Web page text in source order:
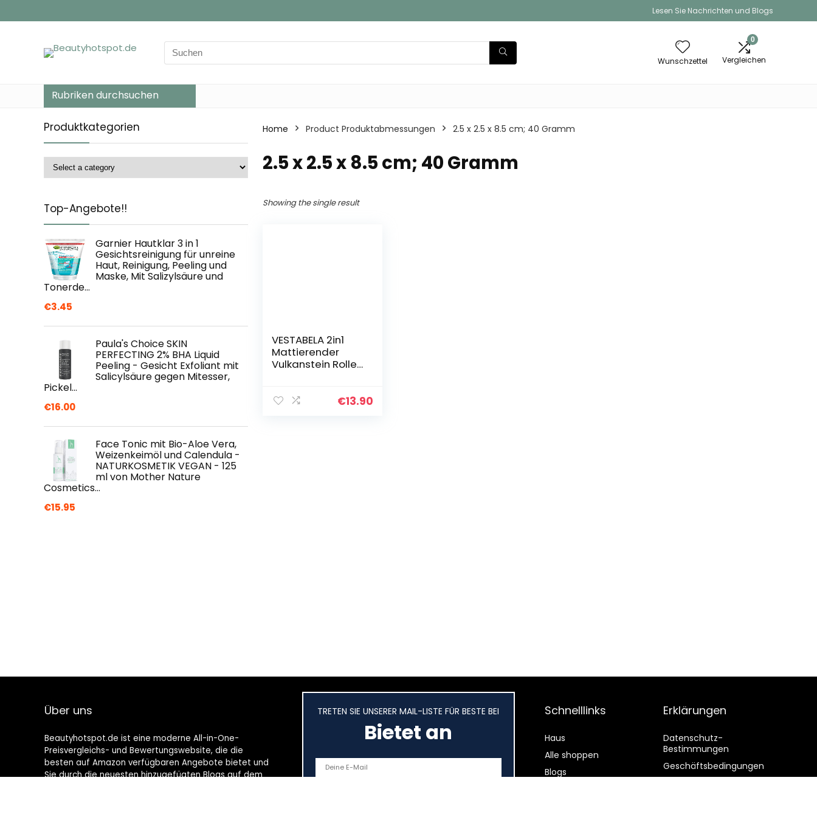
Lesen Sie Nachrichten und Blogs
Search
for:
Wunschzettel
0
Vergleichen
Rubriken durchsuchen
Produktkategorien
Top-Angebote!!
Garnier Hautklar 3 in 1
Gesichtsreinigung für unreine
Haut, Reinigung, Peeling und
Maske, Mit Salizylsäure und
Tonerde…
€3.45
Paula's Choice SKIN
PERFECTING 2% BHA Liquid
Peeling - Gesicht Exfoliant mit
Salicylsäure gegen Mitesser,
Pickel…
€16.00
Face Tonic mit Bio-Aloe Vera,
Weizenkeimöl und Calendula -
NATURKOSMETIK VEGAN - 125
ml von Mother Nature
Cosmetics…
€15.95
Home Product Produktabmessungen ‎2.5 x 2.5 x 8.5 cm; 40 Gramm
‎2.5 x 2.5 x 8.5 cm; 40 Gramm
Showing the single result
VESTABELA 2in1
Mattierender
Vulkanstein Roller
Schwamm |
€13.90
Über uns
Beautyhotspot.de ist eine moderne All-in-One-
Preisvergleichs- und Bewertungswebsite, die die
besten auf Amazon verfügbaren Angebote bietet und
Sie durch die neuesten hinzugefügten Blogs auf dem
TRETEN SIE UNSERER MAIL-LISTE FÜR BESTE BEI
Bietet an
Schnelllinks
Haus
Alle shoppen
Blogs
Erklärungen
Datenschutz-
Bestimmungen
Geschäftsbedingungen